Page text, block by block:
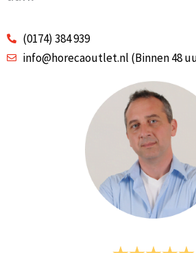
(0174) 384 939
info@horecaoutlet.nl (Binnen 48